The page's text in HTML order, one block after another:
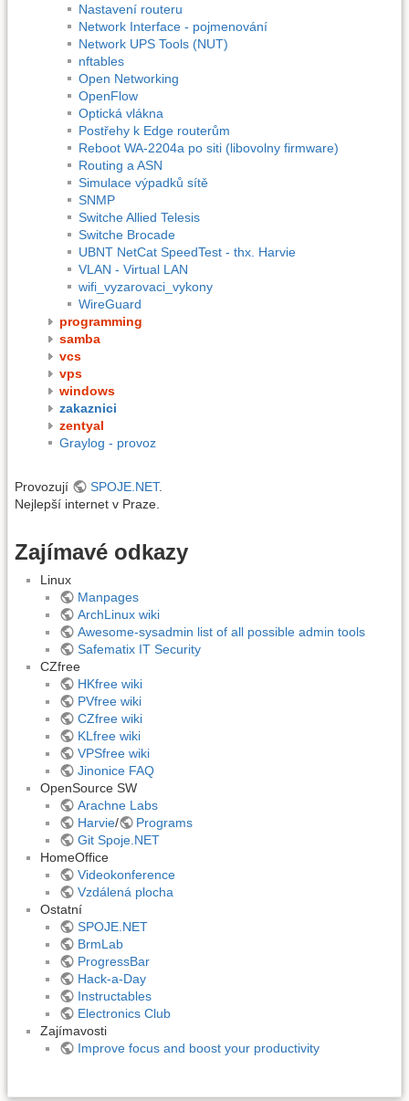
Nastavení routeru
Network Interface - pojmenování
Network UPS Tools (NUT)
nftables
Open Networking
OpenFlow
Optická vlákna
Postřehy k Edge routerům
Reboot WA-2204a po siti (libovolny firmware)
Routing a ASN
Simulace výpadků sítě
SNMP
Switche Allied Telesis
Switche Brocade
UBNT NetCat SpeedTest - thx. Harvie
VLAN - Virtual LAN
wifi_vyzarovaci_vykony
WireGuard
programming
samba
vcs
vps
windows
zakaznici
zentyal
Graylog - provoz
Provozují SPOJE.NET.
Nejlepší internet v Praze.
Zajímavé odkazy
Linux
Manpages
ArchLinux wiki
Awesome-sysadmin list of all possible admin tools
Safematix IT Security
CZfree
HKfree wiki
PVfree wiki
CZfree wiki
KLfree wiki
VPSfree wiki
Jinonice FAQ
OpenSource SW
Arachne Labs
Harvie/
Programs
Git Spoje.NET
HomeOffice
Videokonference
Vzdálená plocha
Ostatní
SPOJE.NET
BrmLab
ProgressBar
Hack-a-Day
Instructables
Electronics Club
Zajímavosti
Improve focus and boost your productivity